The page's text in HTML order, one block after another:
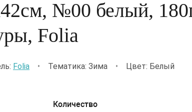
№00 белый,
Folia
Folia • Тематика: Зима • Цвет: Белый
Количество